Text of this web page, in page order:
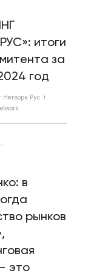
итоги
за
год
Нетворк Рус
в
рынков
это